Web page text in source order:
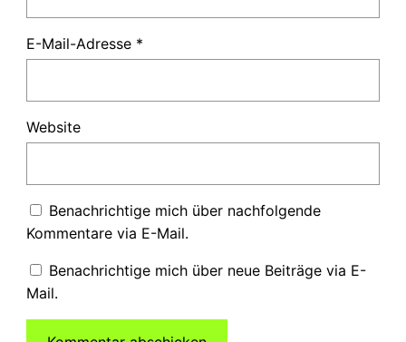
E-Mail-Adresse *
Website
Benachrichtige mich über nachfolgende
Kommentare via E-Mail.
Benachrichtige mich über neue Beiträge via E-
Mail.